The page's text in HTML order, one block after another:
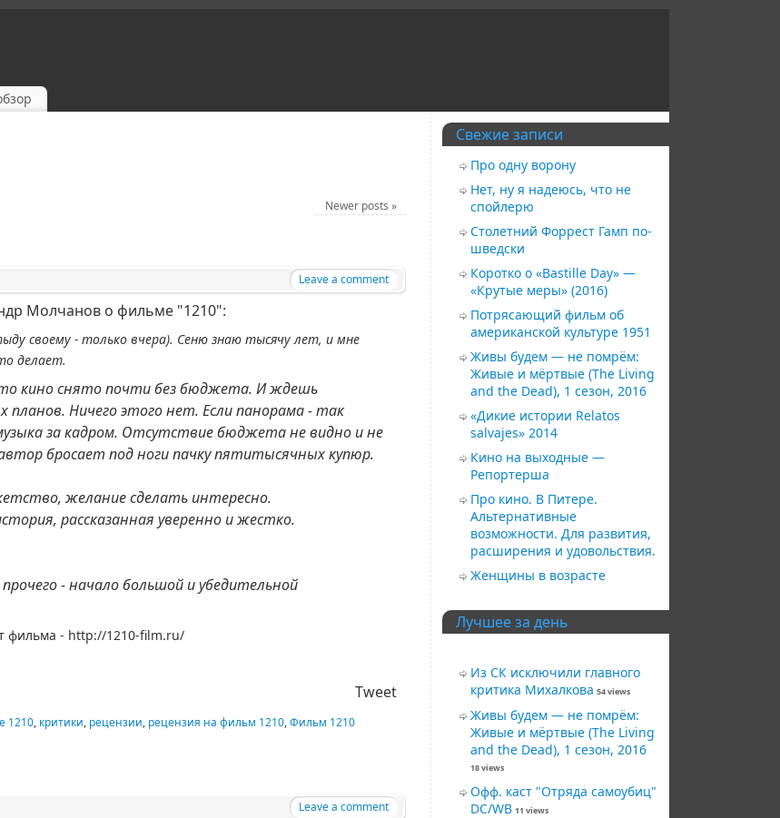
Newer posts »
Leave a comment
Молчанов о фильме "1210":
своему - только вчера). Сеню знаю тысячу лет, и мне
делает.
кино снято почти без бюджета. И ждешь
Ничего этого нет. Если панорама - так
за кадром. Отсутствие бюджета не видно и не
бросает под ноги пачку пятитысячных купюр.
желание сделать интересно.
рассказанная уверенно и жестко.
- начало большой и убедительной
фильма - http://1210-film.ru/
Tweet
1210, критики, рецензии, рецензия на фильм 1210,Фильм 1210
Leave a comment
Свежие записи
Про одну ворону
Нет, ну я надеюсь, что не
спойлерю
Столетний Форрест Гамп по-
шведски
Коротко о «Bastille Day» —
«Крутые меры» (2016)
Потрясающий фильм об
американской культуре 1951
Живы будем — не помрём:
Живые и мёртвые (The Living
and the Dead), 1 сезон, 2016
«Дикие истории Relatos
salvajes» 2014
Кино на выходные —
Репортерша
Про кино. В Питере.
Альтернативные
возможности. Для развития,
расширения и удовольствия.
Женщины в возрасте
Лучшее за день
Из СК исключили главного
критика Михалкова 54 views
Живы будем — не помрём:
Живые и мёртвые (The Living
and the Dead), 1 сезон, 2016
18 views
Офф. каст "Отряда самоубиц"
DC/WB 11 views